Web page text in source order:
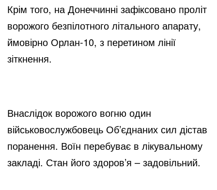
Крім того, на Донеччинні зафіксовано проліт
ворожого безпілотного літального апарату,
ймовірно Орлан-10, з перетином лінії
зіткнення.
Внаслідок ворожого вогню один
військовослужбовець Об’єднаних сил дістав
поранення. Воїн перебуває в лікувальному
закладі. Стан його здоров’я – задовільний.